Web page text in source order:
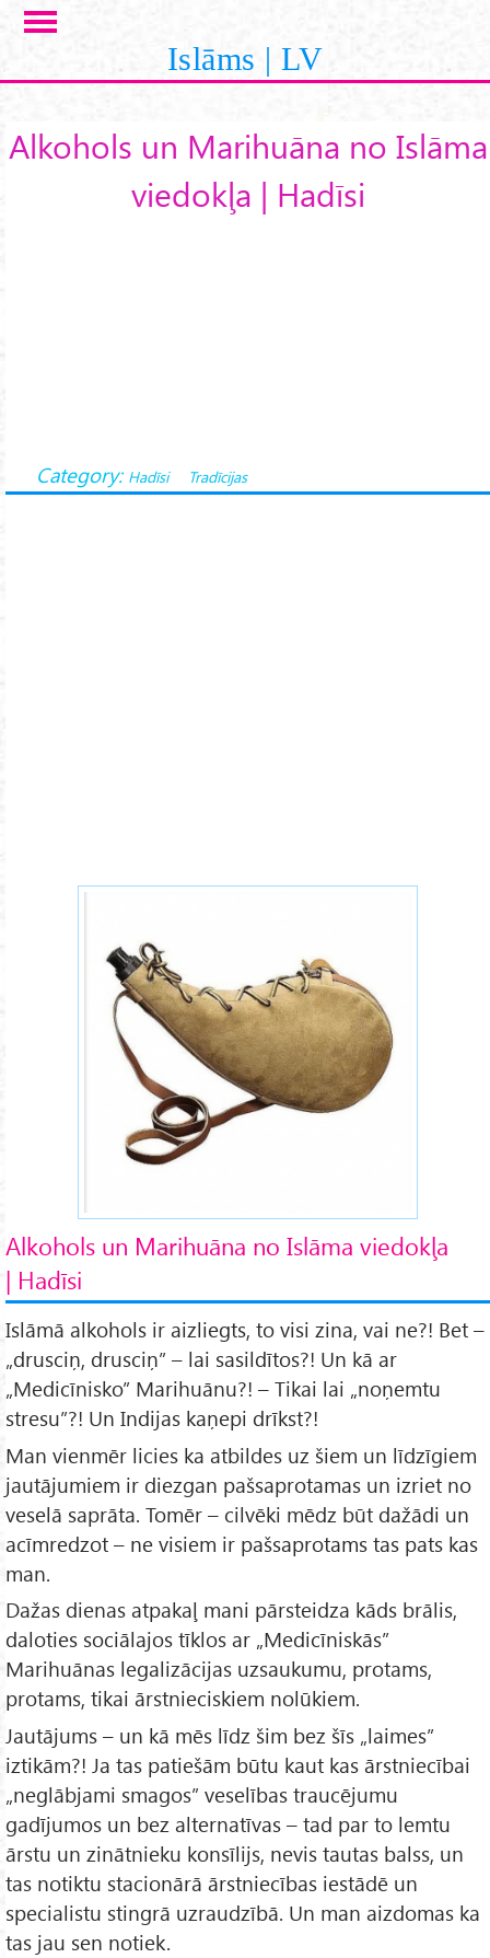
Skip to main content
Islāms | LV
Alkohols un Marihuāna no Islāma
viedokļa | Hadīsi
Category: Hadīsi Tradīcijas
Alkohols un Marihuāna no Islāma viedokļa
| Hadīsi
Islāmā alkohols ir aizliegts, to visi zina, vai ne?! Bet –
„drusciņ, drusciņ” – lai sasildītos?! Un kā ar
„Medicīnisko” Marihuānu?! – Tikai lai „noņemtu
stresu”?! Un Indijas kaņepi drīkst?!
Man vienmēr licies ka atbildes uz šiem un līdzīgiem
jautājumiem ir diezgan pašsaprotamas un izriet no
veselā saprāta. Tomēr – cilvēki mēdz būt dažādi un
acīmredzot – ne visiem ir pašsaprotams tas pats kas
man.
Dažas dienas atpakaļ mani pārsteidza kāds brālis,
daloties sociālajos tīklos ar „Medicīniskās”
Marihuānas legalizācijas uzsaukumu, protams,
protams, tikai ārstnieciskiem nolūkiem.
Jautājums – un kā mēs līdz šim bez šīs „laimes”
iztikām?! Ja tas patiešām būtu kaut kas ārstniecībai
„neglābjami smagos” veselības traucējumu
gadījumos un bez alternatīvas – tad par to lemtu
ārstu un zinātnieku konsīlijs, nevis tautas balss, un
tas notiktu stacionārā ārstniecības iestādē un
specialistu stingrā uzraudzībā. Un man aizdomas ka
tas jau sen notiek.